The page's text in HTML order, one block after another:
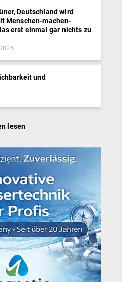
Deutschland wird
Menschen-machen-
erst einmal gar nichts zu
und
lesen